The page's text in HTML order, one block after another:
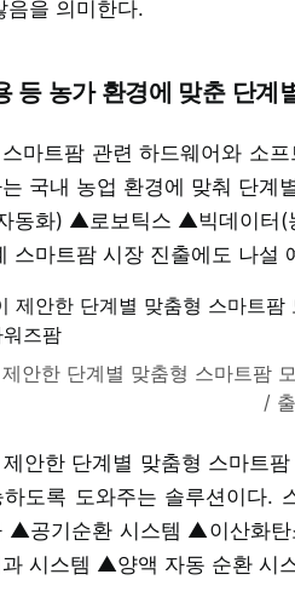
음을 의미한다.
등 농가 환경에 맞춘 단계
마트팜 관련 하드웨어와 소
국내 농업 환경에 맞춰 단
동화) ▲로보틱스 ▲빅데이터(
스마트팜 시장 진출에도 나설
안한 단계별 맞춤형 스마트팜
/
안한 단계별 맞춤형 스마트
도록 도와주는 솔루션이다.
▲공기순환 시스템 ▲이산화
시스템 ▲양액 자동 순환 시